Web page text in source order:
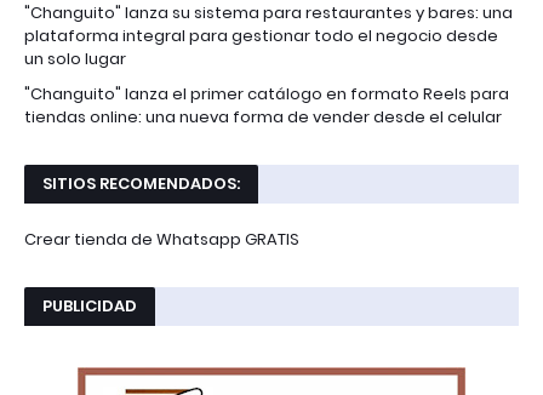
"Changuito" lanza su sistema para restaurantes y bares: una
plataforma integral para gestionar todo el negocio desde
un solo lugar
"Changuito" lanza el primer catálogo en formato Reels para
tiendas online: una nueva forma de vender desde el celular
SITIOS RECOMENDADOS:
Crear tienda de Whatsapp GRATIS
PUBLICIDAD